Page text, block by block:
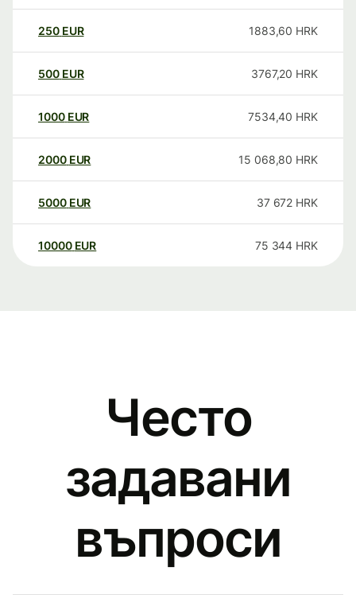
250 EUR 1883,60 HRK
500 EUR 3767,20 HRK
1000 EUR 7534,40 HRK
2000 EUR 15 068,80 HRK
5000 EUR 37 672 HRK
10000 EUR 75 344 HRK
Често
задавани
въпроси